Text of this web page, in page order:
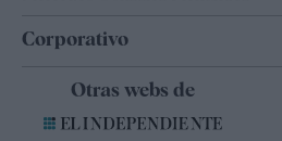
Corporativo
Otras webs de